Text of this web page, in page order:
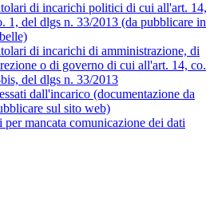
di incarichi politici di cui all'art. 14,
1, del dlgs n. 33/2013 (da pubblicare in
di incarichi di amministrazione, di
o di governo di cui all'art. 14, co.
del dlgs n. 33/2013
dall'incarico (documentazione da
sul sito web)
per mancata comunicazione dei dati